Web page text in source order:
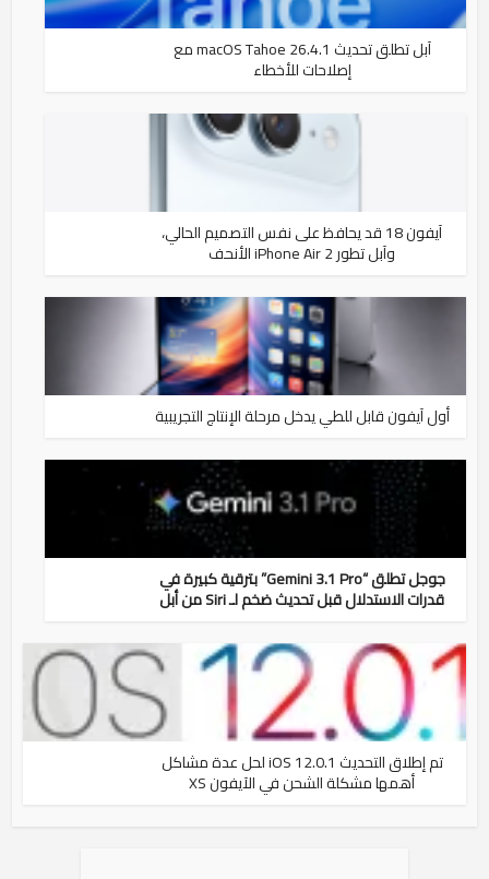
آبل تطلق تحديث macOS Tahoe 26.4.1 مع
إصلاحات للأخطاء
آيفون 18 قد يحافظ على نفس التصميم الحالي،
وآبل تطور iPhone Air 2 الأنحف
أول آيفون قابل للطي يدخل مرحلة الإنتاج التجريبية
جوجل تطلق “Gemini 3.1 Pro” بترقية كبيرة في
قدرات الاستدلال قبل تحديث ضخم لـ Siri من أبل
تم إطلاق التحديث iOS 12.0.1 لحل عدة مشاكل
أهمها مشكلة الشحن في الآيفون XS